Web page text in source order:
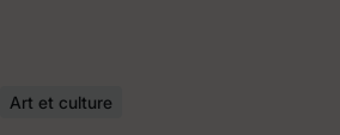
Art et culture